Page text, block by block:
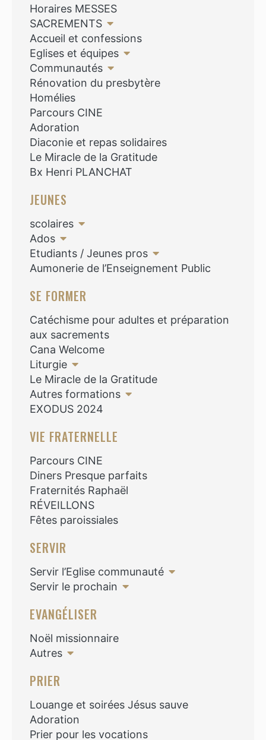
Horaires MESSES
SACREMENTS
Accueil et confessions
Eglises et équipes
Communautés
Rénovation du presbytère
Homélies
Parcours CINE
Adoration
Diaconie et repas solidaires
Le Miracle de la Gratitude
Bx Henri PLANCHAT
JEUNES
scolaires
Ados
Etudiants / Jeunes pros
Aumonerie de l’Enseignement Public
SE FORMER
Catéchisme pour adultes et préparation
aux sacrements
Cana Welcome
Liturgie
Le Miracle de la Gratitude
Autres formations
EXODUS 2024
VIE FRATERNELLE
Parcours CINE
Diners Presque parfaits
Fraternités Raphaël
RÉVEILLONS
Fêtes paroissiales
SERVIR
Servir l’Eglise communauté
Servir le prochain
EVANGÉLISER
Noël missionnaire
Autres
PRIER
Louange et soirées Jésus sauve
Adoration
Prier pour les vocations